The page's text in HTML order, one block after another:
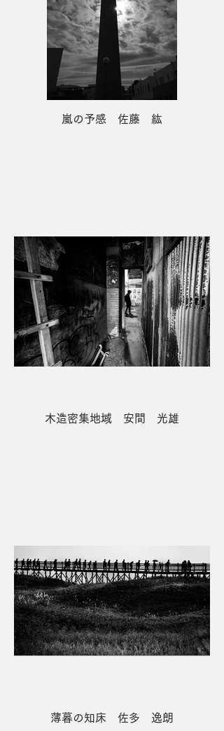
２席 二人だけの世界 碇 誠
３席 朝の飛び立ち 黒岩 透
嵐の予感 佐藤 紘
木造密集地域 安間 光雄
薄暮の知床 佐多 逸朗